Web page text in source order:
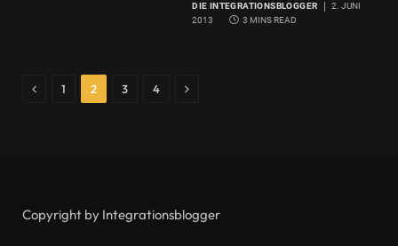
DIE INTEGRATIONSBLOGGER
2. JUNI
2013
3 MINS READ
Previous
1 2 3 4 Next
Copyright by Integrationsblogger